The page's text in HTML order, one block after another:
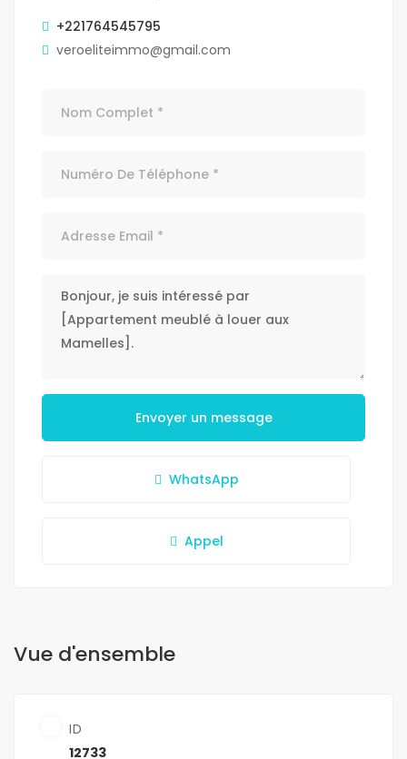
+221764545795
veroeliteimmo@gmail.com
Envoyer un message
WhatsApp
Appel
Vue d'ensemble
ID
12733